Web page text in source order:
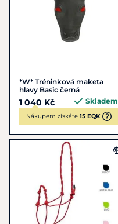
*W* Tréninková maketa
hlavy Basic černá
1 040 Kč Skladem
Nákupem získáte 15 EQK